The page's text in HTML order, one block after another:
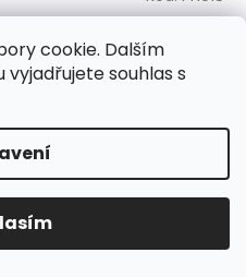
cookie. Dalším
souhlas s